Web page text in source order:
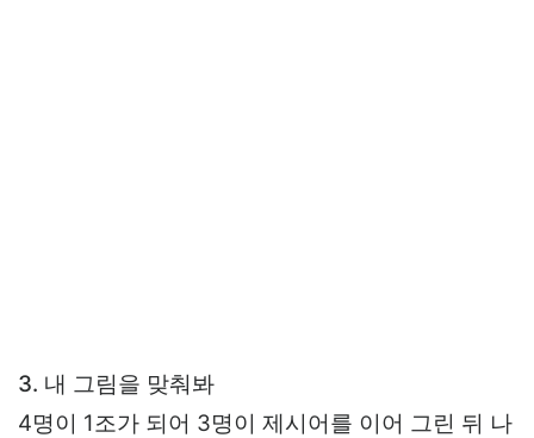
3. 내 그림을 맞춰봐
4명이 1조가 되어 3명이 제시어를 이어 그린 뒤 나